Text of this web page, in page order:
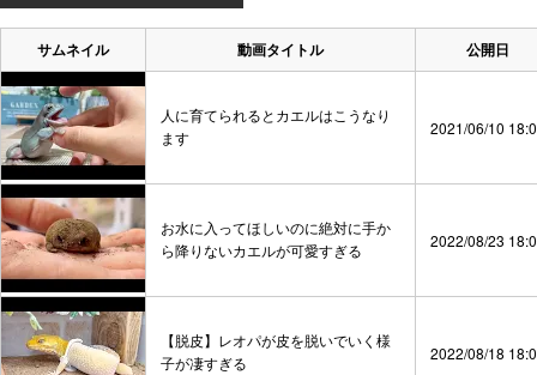
サムネイル 動画タイトル 公開日
人に育てられるとカエルはこうなり
ます
2021/06/10
お水に入ってほしいのに絶対に手か
ら降りないカエルが可愛すぎる
2022/08/23
【脱皮】レオパが皮を脱いでいく様
子が凄すぎる
2022/08/18